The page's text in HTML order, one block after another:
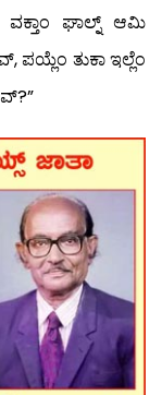
ವಕ್ತಾಂ ಘಾಲ್ನ್ ಆಮಿ
ಪಯ್ಲೆಂ ತುಕಾ ಇಲ್ಲೆಂ